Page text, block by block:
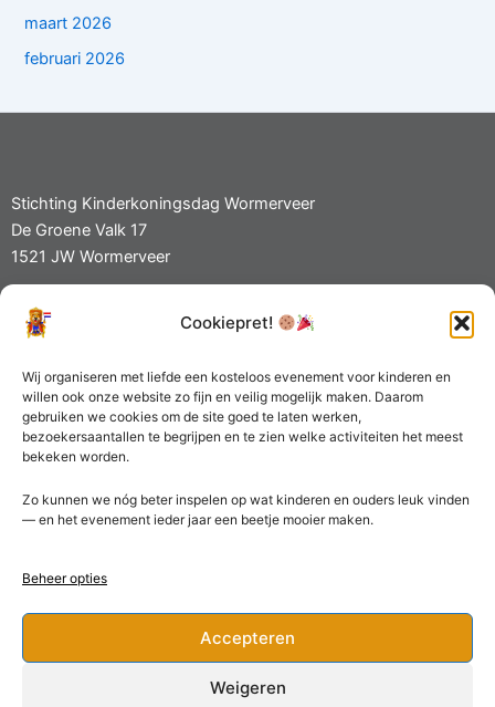
Cookiepret!
Wij organiseren met liefde een kosteloos evenement voor kinderen en
willen ook onze website zo fijn en veilig mogelijk maken. Daarom
gebruiken we cookies om de site goed te laten werken,
bezoekersaantallen te begrijpen en te zien welke activiteiten het meest
bekeken worden.
Zo kunnen we nóg beter inspelen op wat kinderen en ouders leuk vinden
— en het evenement ieder jaar een beetje mooier maken.
Beheer opties
Accepteren
Weigeren
maart 2026
februari 2026
Stichting Kinderkoningsdag Wormerveer
De Groene Valk 17
1521 JW Wormerveer
KvK 70680329
Copyright © 2026 | Stichting Koningsdag Wormerveer | Webdesign by